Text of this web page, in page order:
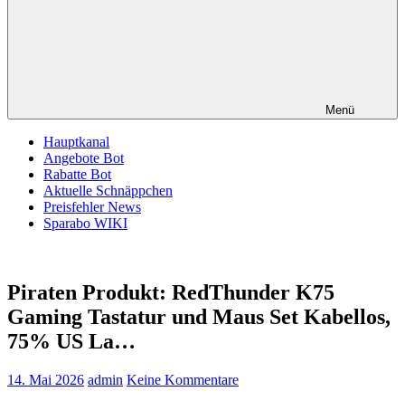
Menü
Hauptkanal
Angebote Bot
Rabatte Bot
Aktuelle Schnäppchen
Preisfehler News
Sparabo WIKI
Piraten Produkt: RedThunder K75
Gaming Tastatur und Maus Set Kabellos,
75% US La…
14. Mai 2026 admin Keine Kommentare